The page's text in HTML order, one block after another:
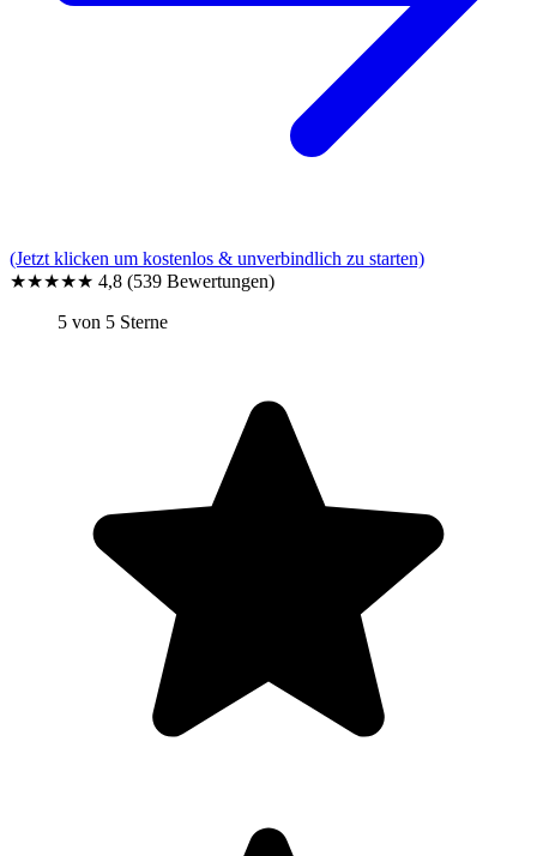
(Jetzt klicken um kostenlos & unverbindlich zu starten)
★★★★★ 4,8 (539 Bewertungen)
5 von 5 Sterne